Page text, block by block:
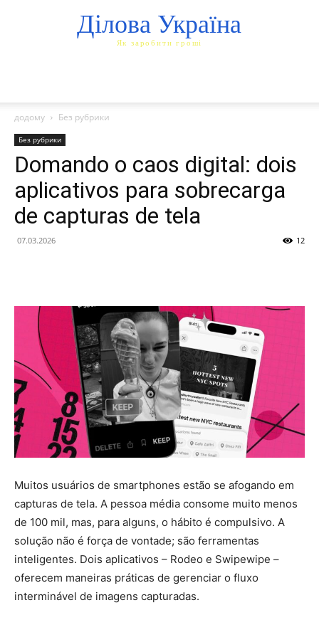
Ділова Україна
Як заробити гроші
додому Без рубрики
Без рубрики
Domando o caos digital: dois
aplicativos para sobrecarga
de capturas de tela
07.03.2026 12
Muitos usuários de smartphones estão se afogando em
capturas de tela. A pessoa média consome muito menos
de 100 mil, mas, para alguns, o hábito é compulsivo. A
solução não é força de vontade; são ferramentas
inteligentes. Dois aplicativos – Rodeo e Swipewipe –
oferecem maneiras práticas de gerenciar o fluxo
interminável de imagens capturadas.